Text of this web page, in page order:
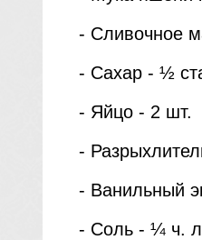
- Сливочное
- Сахар - ½
- Яйцо - 2 шт.
-
- Ванильный
- Соль - ¼ ч.